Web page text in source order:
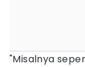
"Misalnya